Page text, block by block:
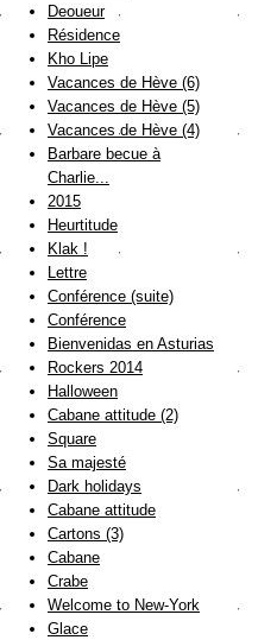
Deoueur
Résidence
Kho Lipe
Vacances de Hève (6)
Vacances de Hève (5)
Vacances de Hève (4)
Barbare becue à
Charlie...
2015
Heurtitude
Klak !
Lettre
Conférence (suite)
Conférence
Bienvenidas en Asturias
Rockers 2014
Halloween
Cabane attitude (2)
Square
Sa majesté
Dark holidays
Cabane attitude
Cartons (3)
Cabane
Crabe
Welcome to New-York
Glace